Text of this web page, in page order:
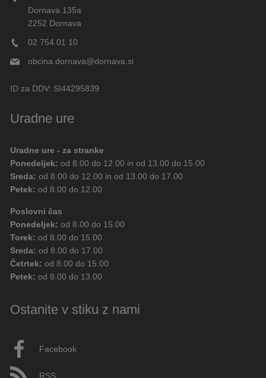
Dornava 135a
2252 Dornava
02 754 01 10
obcina.dornava@dornava.si
ID za DDV: SI44295839
Uradne ure
Uradne ure - za stranke
Ponedeljek: od 8.00 do 12.00 in od 13.00 do 15.00
Sreda: od 8.00 do 12.00 in od 13.00 do 17.00
Petek: od 8.00 do 12.00
Poslovni čas
Ponedeljek: od 8.00 do 15.00
Torek: od 8.00 do 15.00
Sreda: od 8.00 do 17.00
Četrtek: od 8.00 do 15.00
Petek: od 8.00 do 13.00
Ostanite v stiku z nami
Facebook
RSS